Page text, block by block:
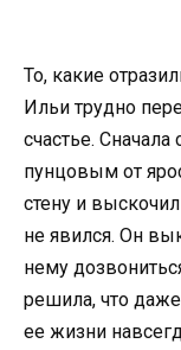
То, какие
Ильи трудно
счастье.
пунцовым от
стену и
не явился. Он
нему
решила, что даже
ее жизни